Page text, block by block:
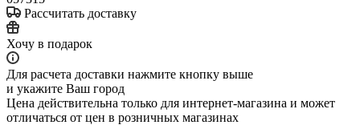
Рассчитать доставку
Хочу в подарок
Для расчета доставки нажмите кнопку выше
и укажите Ваш город
Цена действительна только для интернет-магазина и может
отличаться от цен в розничных магазинах